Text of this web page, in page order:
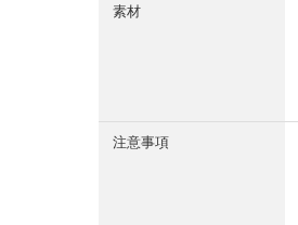
素材
注意事項